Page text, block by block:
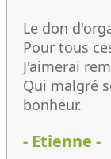
Le don
Pour tous
J'aimerai
Qui malgré
bonheur.
- Etienne -